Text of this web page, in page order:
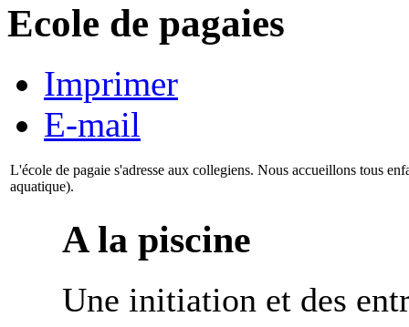
Ecole de pagaies
Imprimer
E-mail
L'école de pagaie s'adresse aux collegiens. Nous accueillons tous
aquatique).
A la piscine
Une initiation et des